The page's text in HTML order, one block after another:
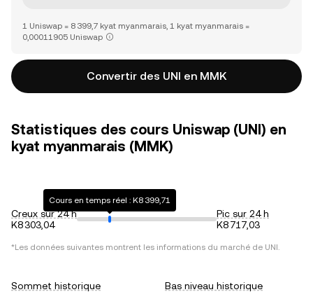
1 Uniswap = 8 399,7 kyat myanmarais, 1 kyat myanmarais =
0,00011905 Uniswap
Convertir des UNI en MMK
Statistiques des cours Uniswap (UNI) en
kyat myanmarais (MMK)
Creux sur 24 h
K8 303,04
Cours en temps réel : K8 399,71
Pic sur 24 h
K8 717,03
*Les données suivantes montrent les informations du marché de UNI.
Sommet historique
Bas niveau historique